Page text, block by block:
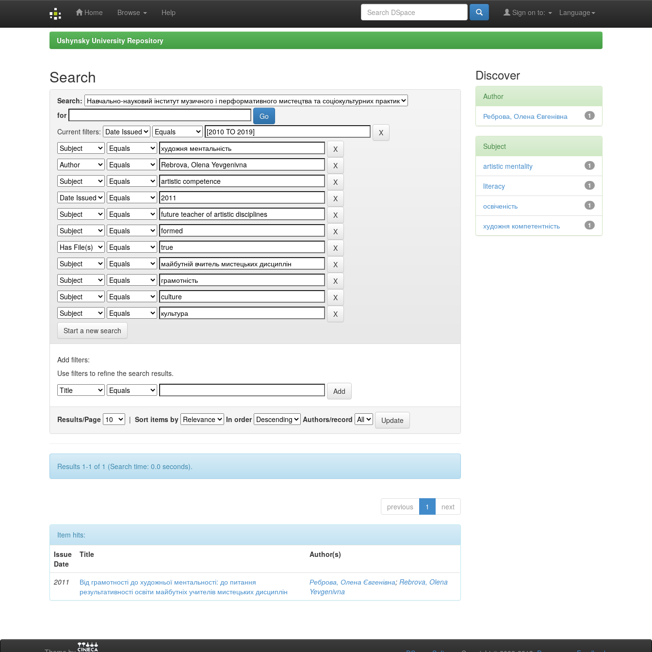
Home Browse Help Language
Sign on to:
Ushynsky University Repository
Search
Search:
for
Current filters:
Start a new search
Add filters:
Use filters to refine the search results.
Results/Page | Sort items by In order Authors/record
Results 1-1 of 1 (Search time: 0.0 seconds).
previous 1 next
Item hits:
Issue
Date
Title Author(s)
2011
Від грамотності до художньої ментальності: до питання
результативності освіти майбутніх учителів мистецьких дисциплін
Реброва, Олена Євгенівна;Rebrova, Olena
Yevgenivna
Discover
Author
1
Реброва, Олена Євгенівна
Subject
1
artistic mentality
1
literacy
1
освіченість
1
художня компетентність